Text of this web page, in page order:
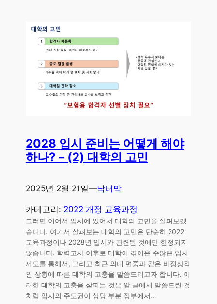
2028 입시 준비는 어떻게 해야
하나? – (2) 대학의 고민
2025년 2월 21일—닥터박
카테고리: 2022 개정 교육과정
그러면 이어서 입시에 있어서 대학의 고민을 살펴보겠
습니다. 여기서 살펴보는 대학의 고민은 단순히 2022
교육과정이나 2028년 입시와 관련된 것에만 한정되지
않습니다. 학력고사 이후로 대학이 겪어온 수많은 입시
제도를 통해서, 그리고 최근 의대 편중과 같은 비정상적
인 상황에 따른 대학의 고충을 말씀드리고자 합니다. 이
러한 대학의 고충을 살피는 것은 앞 글에서 말씀드린 것
처럼 입시의 주도권이 상당 부분 정부에서…